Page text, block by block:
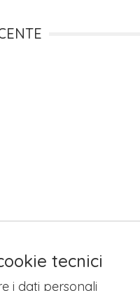
tecnici
i dati personali